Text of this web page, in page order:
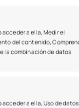
a ella, Medir el
del contenido,
la combinación de datos
a ella, Uso de datos